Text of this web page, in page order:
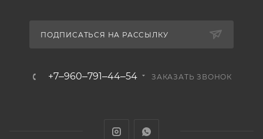
ПОДПИСАТЬСЯ НА РАССЫЛКУ
+7‒960‒791‒44‒54 ЗАКАЗАТЬ ЗВОНОК